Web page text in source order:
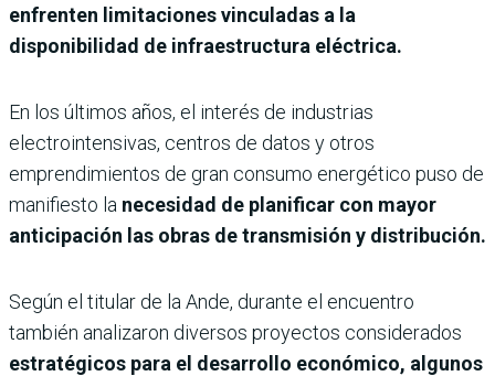
enfrenten limitaciones vinculadas a la
disponibilidad de infraestructura eléctrica.
En los últimos años, el interés de industrias
electrointensivas, centros de datos y otros
emprendimientos de gran consumo energético puso de
manifiesto la necesidad de planificar con mayor
anticipación las obras de transmisión y distribución.
Según el titular de la Ande, durante el encuentro
también analizaron diversos proyectos considerados
estratégicos para el desarrollo económico, algunos